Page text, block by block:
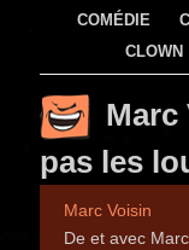
COMÉDIE
CLOWN
Marc
pas les
Marc Voisin
De et avec